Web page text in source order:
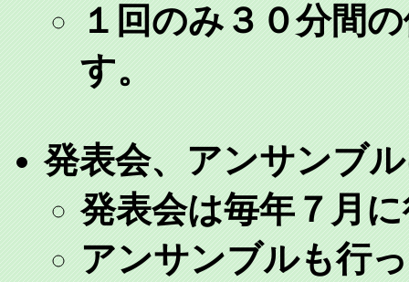
１回のみ３０分間
す。
発表会、アンサンブ
発表会は毎年７月
アンサンブルも行